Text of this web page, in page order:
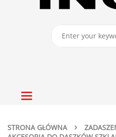
Toggle
STRONA GŁÓWNA